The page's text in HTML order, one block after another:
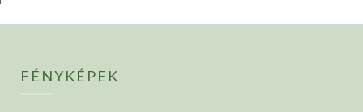
FÉNYKÉPEK